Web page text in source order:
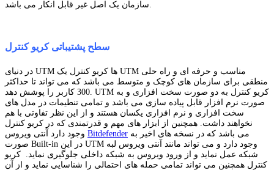
سازمان یک اصل غیر قابل انکار می باشد.
سطح پشتیباتی کریو کنترل
در دنیای UTM ها کریو کنترل یک UTM مناسب و حرفه ای و راه حلی
منطقی برای سازمان های کوچک و متوسط می باشد که می تواند تا حداکثر
300 کاربر را پوشش دهد. UTM کریو کنترل به دو صورت سخت افزاری و به
صورت نرم افزار قابل پیاده سازی می باشد و تمامی تنطیمات در مدل های
سخت افزاری و نرم افزاری یکسان هستند و از این نظر تفاوتی با هم
نخواهند داشت. همچنین از ابزار های مهم و قدرتمندی که در کریو کنترل
Bitdefender
صورت Built-in در این UTM وجود دارد و می تواند مانند آنتی ویروس لبه
شبکه عمل نماید و از ورود ویروس به شبکه داخلی جلوگیری نماید. کریو
کنترل همچنین می تواند تمامی حمله های احتمالی را شناسایی نماید و از آن